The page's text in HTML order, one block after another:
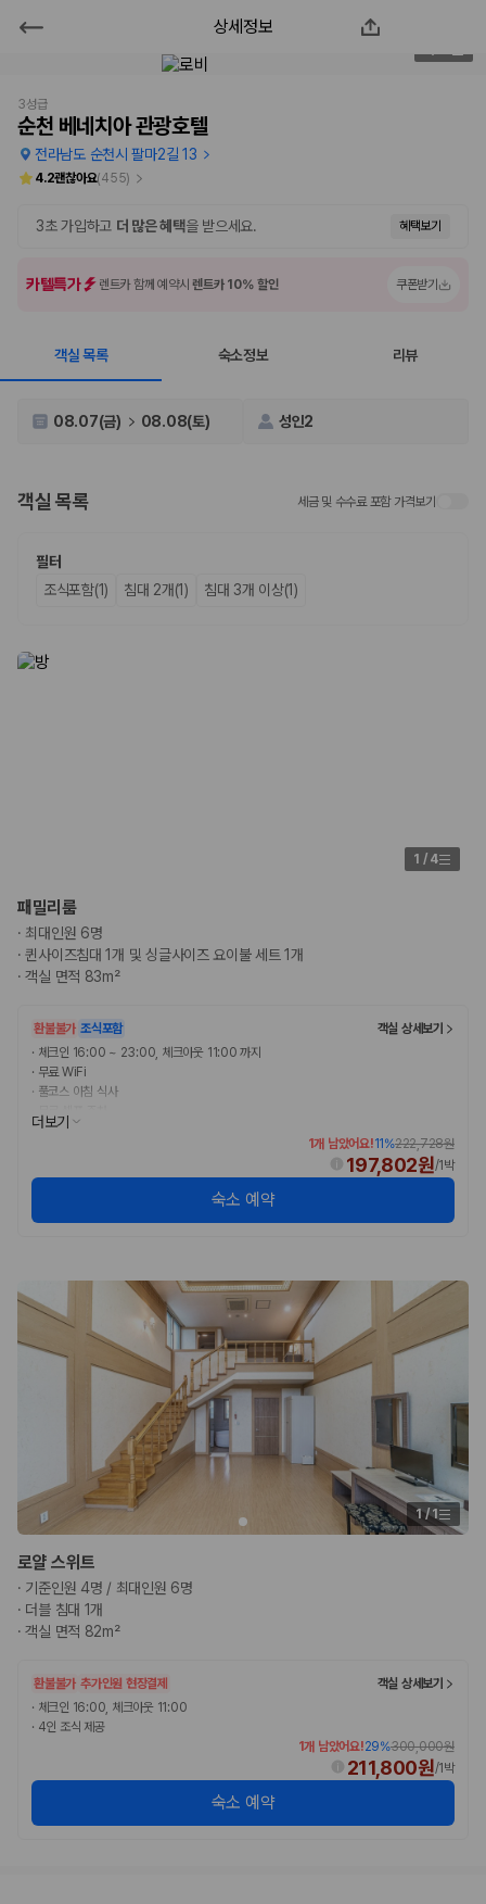
순천 베네치아 관광호텔
2000만 이용고객이 선택한 제주 렌트카 가격비교 플랫폼
제주렌트카 가격비교는 카모아에서 한 번에
제주도 렌트카는 업체마다 차량 가격, 보험 조건, 면책금, 보상 한도, 인수
장소, 취소 규정이 다릅니다. 카모아는 여러 제주 렌트카 업체의 조건을 한
업체별 가격비교:
제주 렌트카 업체별 실시간 예약 가능 차량과 요금
차종별 최저가 비교:
인원에 맞는 차종별 가격을 비교합니다.
보험 조건 비교:일반자차, 완전자차, 슈퍼자차의 면책금과 보상 한
확인합니다.
실시간 예약:
제주렌트카 최저가는 차량 기본요금만으로 판단하기 어렵습니다. 보험 포
함 여부, 면책금, 보상 한도, 옵션 비용, 취소 수수료를 함께 확인해야 실제
로 저렴한 차량을 고를 수 있습니다.
2. 보험 조건은 가격만큼 중요합니다
완전자차와 슈퍼자차는 업체별 보장 범위가 다를 수 있습니다. 카모아에서
수준을 선택할 수 있습니다.
3. 제주공항 접근성과 셔틀 조건을 함께 확인하세요
제주 렌트카는 차량 인수 위치와 셔틀 편의성에 따라 실제 이용 만족도가
달라집니다. 공항에서 렌트카 사무실까지의 이동 조건을 가격과 함께 비교
제주도 렌트카 차종별 가격비교
가 가장 먼저 비교하는 차종입니다.
준중형·중형차
커플·친구 여행에서 많이 선택되며 가격과 승차감의 균형이 좋은 차
종입니다.
가족 여행, 짐이 많은 여행, 장거리 이동에 적합하며 보험 조건과 차
량 연식을 함께 비교하는 것이 좋습니다.
단체 여행이나 4인 이상 가족 여행에 적합하며 인원수, 짐 공간, 보
험 조건을 함께 확인해야 합니다.
제주렌트카 보험까지 비교해야 진짜 가격비교입
니다
동일한 차량이라도 보험 조건에 따라 실제 부담 금액이 달라질 수 있습니
다. 카모아는 제주 렌트카 가격뿐 아니라 일반자차, 완전자차, 슈퍼자차 조
건을 함께 확인할 수 있도록 돕습니다.
일반자차:사고 발생 시 일정 금액의 면책금이 발생할 수 있습니다.
완전자차: 보상 한도 내에서 면책금 부담이 줄어드는 보험 조건입니
다.
더 높은 보장 조건을 원하는 사용자에게 적합합니다.
2000만 고객이 선택한 렌트카 가격비교 플랫폼
상세정보
3성급
순천 베네치아 관광호텔
전라남도 순천시 팔마2길 13
4.2괜찮아요(455)
3초 가입하고 더 많은 혜택을 받으세요. 혜택보기
카텔특가 렌트카 함께 예약시렌트카 10% 할인 쿠폰받기
객실 목록 숙소정보 리뷰
08.07(금) 08.08(토) 성인2
객실 목록 세금 및 수수료 포함 가격보기
필터
조식포함(1)
침대 2개(1) 침대 3개 이상(1)
1 / 4
패밀리룸
· 최대인원 6명
·퀸사이즈침대 1개 및 싱글사이즈 요이불 세트 1개
·객실 면적 83m²
환불불가 조식포함
객실 상세보기
· 체크인 16:00 ~ 23:00, 체크아웃 11:00 까지
· 무료 WiFi
· 풀코스 아침 식사
무료 셀프 주차
·무료 아침 식사
더보기
1개 남았어요!11%222,728원
197,802원/1박
숙소 예약
1/1
로얄 스위트
· 기준인원 4명 / 최대인원 6명
· 더블 침대 1개
·객실 면적 82m²
환불불가 추가인원 현장결제
객실 상세보기
· 체크인 16:00, 체크아웃 11:00
· 4인 조식 제공
1개 남았어요!29%300,000원
211,800원/1박
숙소 예약